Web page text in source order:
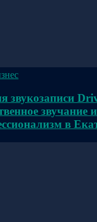
звукозаписи
звучание и
в